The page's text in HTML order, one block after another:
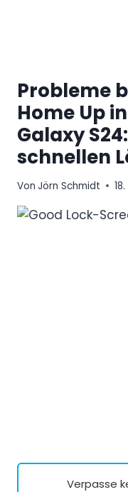
Probleme
Home Up
Galaxy
schnellen
Von Jörn Schmidt
Verpasse